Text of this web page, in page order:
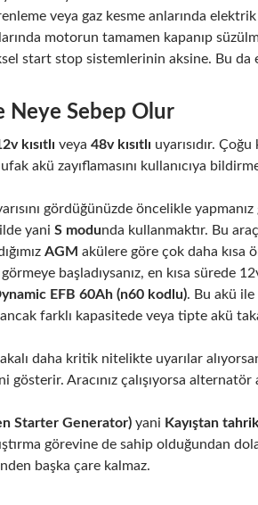
veya gaz kesme anlarında
motorun tamamen kapanıp
start stop sistemlerinin aksine. Bu
Neye Sebep Olur
kısıtlı veya48v kısıtlı uyarısıdır.
akü zayıflamasını kullanıcıya
gördüğünüzde öncelikle
yaniS modunda kullanmaktır. Bu
AGM akülere göre çok daha kısa
başladıysanız, en kısa
EFB 60Ah (n60 kodlu). Bu akü
farklı kapasitede veya tipte akü
daha kritik nitelikte uyarılar
Aracınız çalışıyorsa alternatör
Starter Generator)yani Kayıştan
görevine de sahip olduğundan
başka çare kalmaz.